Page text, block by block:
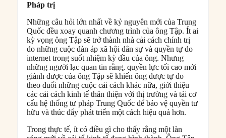
Pháp trị
Những câu hỏi lớn nhất về kỷ nguyên mới của Trung
Quốc đều xoay quanh chương trình của ông Tập. Ít ai
kỳ vọng ông Tập sẽ trở thành nhà cải cách chính trị
do những cuộc đàn áp xã hội dân sự và quyền tự do
internet trong suốt nhiệm kỳ đầu của ông. Nhưng
những người lạc quan tin rằng, quyền lực tối cao mới
giành được của ông Tập sẽ khiến ông được tự do
theo đuổi những cuộc cải cách khác nữa, giới thiệu
các cải cách kinh tế thân thiện với thị trường và tái cơ
cấu hệ thống tư pháp Trung Quốc để bảo vệ quyền tư
hữu và thúc đẩy phát triển một cách hiệu quả hơn.
Trong thực tế, ít có điều gì cho thấy rằng một làn